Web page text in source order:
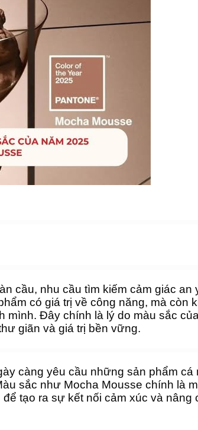
cầu, nhu cầu tìm kiếm cảm giác an
có giá trị về công năng, mà còn
mình. Đây chính là lý do màu sắc
giãn và giá trị bền vững.
càng yêu cầu những sản phẩm cá
sắc như Mocha Mousse chính là
tạo ra sự kết nối cảm xúc và nâng